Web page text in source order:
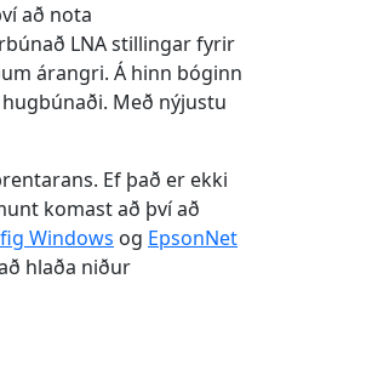
að nota
LNA stillingar fyrir
árangri. Á hinn bóginn
Með nýjustu
Ef það er ekki
komast að því að
Windows og EpsonNet
hlaða niður